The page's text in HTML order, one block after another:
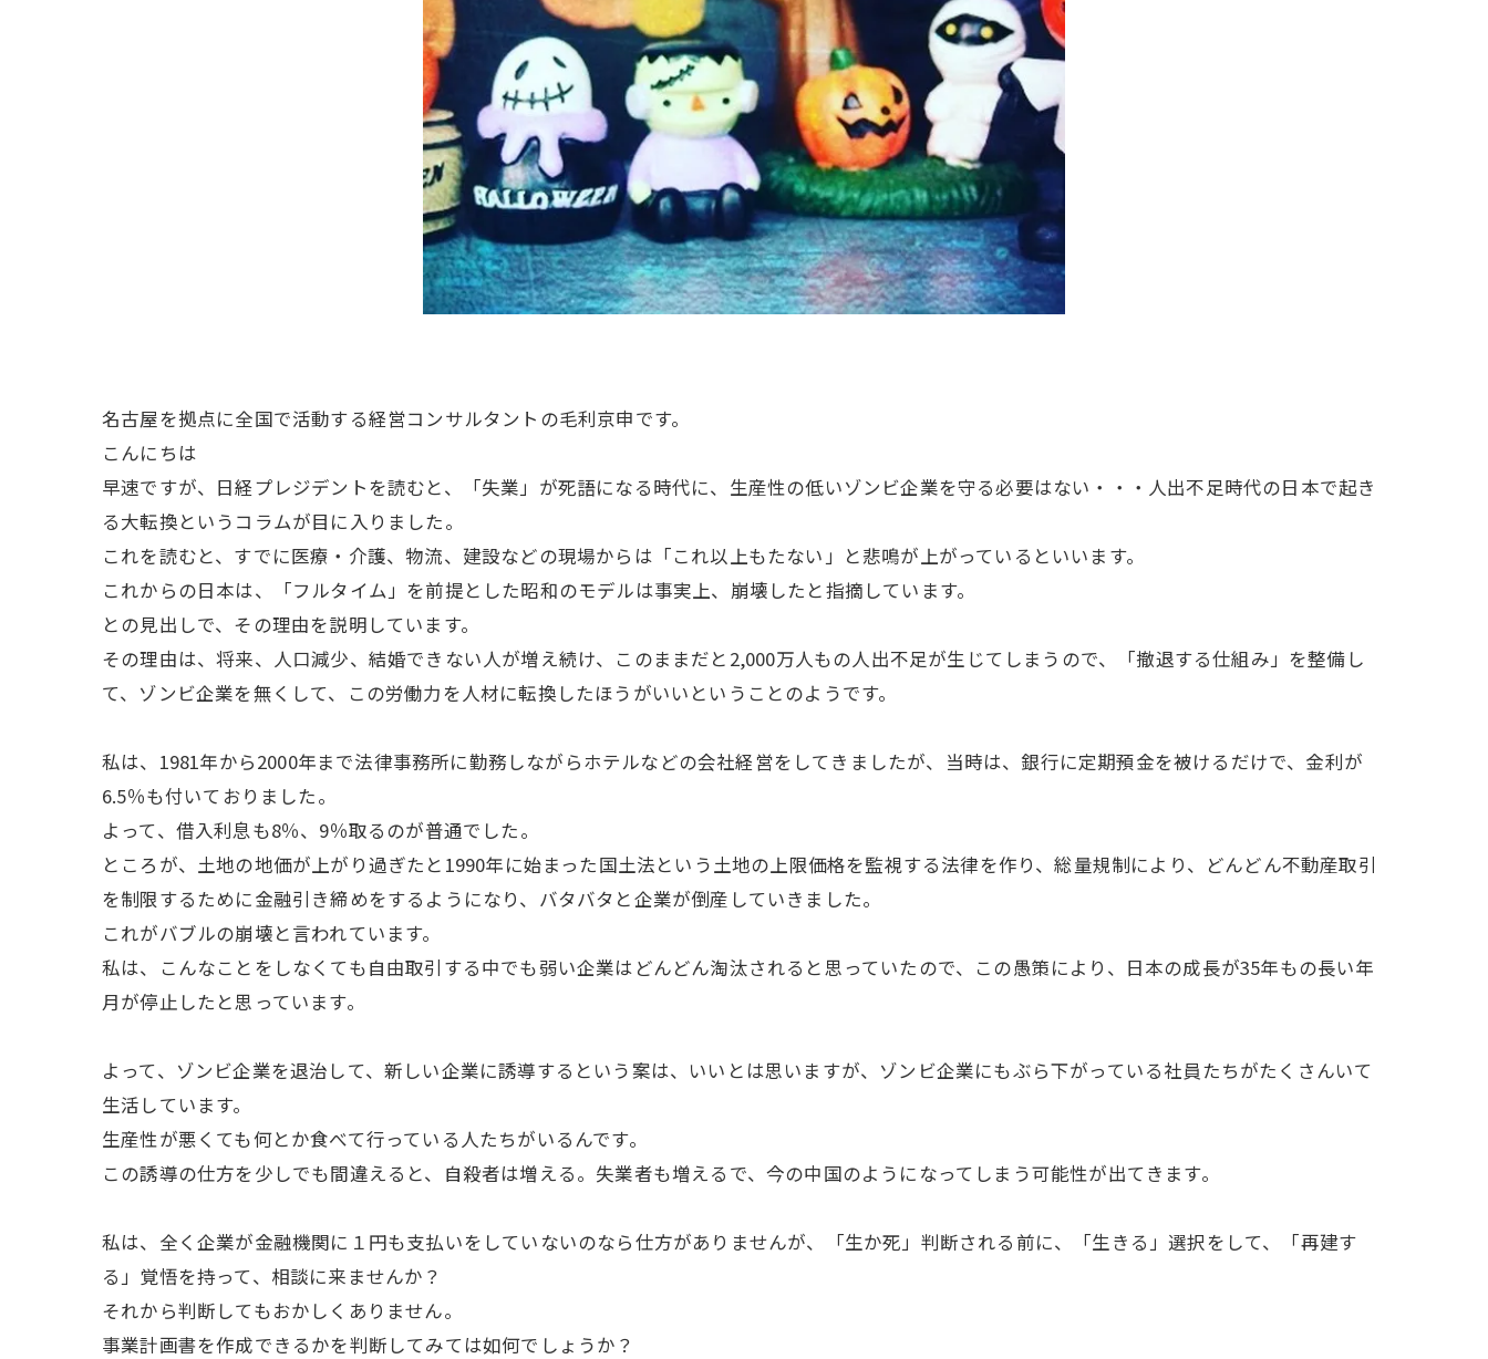
名古屋を拠点に全国で活動する経営コンサルタントの毛利京申です。
こんにちは
早速ですが、日経プレジデントを読むと、「失業」が死語になる時代に、生産性の低いゾンビ企業を守る必要はない・・・人出不足時代の日本で起き
る大転換というコラムが目に入りました。
これを読むと、すでに医療・介護、物流、建設などの現場からは「これ以上もたない」と悲鳴が上がっているといいます。
これからの日本は、「フルタイム」を前提とした昭和のモデルは事実上、崩壊したと指摘しています。
との見出しで、その理由を説明しています。
その理由は、将来、人口減少、結婚できない人が増え続け、このままだと2,000万人もの人出不足が生じてしまうので、「撤退する仕組み」を整備し
て、ゾンビ企業を無くして、この労働力を人材に転換したほうがいいということのようです。
私は、1981年から2000年まで法律事務所に勤務しながらホテルなどの会社経営をしてきましたが、当時は、銀行に定期預金を被けるだけで、金利が
6.5％も付いておりました。
よって、借入利息も8％、9％取るのが普通でした。
ところが、土地の地価が上がり過ぎたと1990年に始まった国土法という土地の上限価格を監視する法律を作り、総量規制により、どんどん不動産取引
を制限するために金融引き締めをするようになり、バタバタと企業が倒産していきました。
これがバブルの崩壊と言われています。
私は、こんなことをしなくても自由取引する中でも弱い企業はどんどん淘汰されると思っていたので、この愚策により、日本の成長が35年もの長い年
月が停止したと思っています。
よって、ゾンビ企業を退治して、新しい企業に誘導するという案は、いいとは思いますが、ゾンビ企業にもぶら下がっている社員たちがたくさんいて
生活しています。
生産性が悪くても何とか食べて行っている人たちがいるんです。
この誘導の仕方を少しでも間違えると、自殺者は増える。失業者も増えるで、今の中国のようになってしまう可能性が出てきます。
私は、全く企業が金融機関に１円も支払いをしていないのなら仕方がありませんが、「生か死」判断される前に、「生きる」選択をして、「再建す
る」覚悟を持って、相談に来ませんか？
それから判断してもおかしくありません。
事業計画書を作成できるかを判断してみては如何でしょうか？